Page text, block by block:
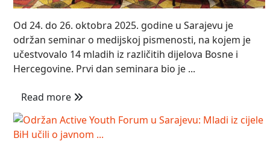
Od 24. do 26. oktobra 2025. godine u Sarajevu je
održan seminar o medijskoj pismenosti, na kojem je
učestvovalo 14 mladih iz različitih dijelova Bosne i
Hercegovine. Prvi dan seminara bio je ...
Read more